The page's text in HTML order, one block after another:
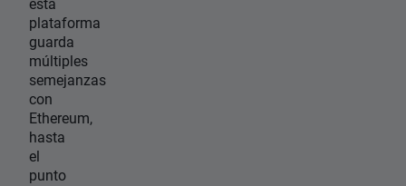
plataforma
guarda
múltiples
semejanzas
con
Ethereum,
hasta
el
punto